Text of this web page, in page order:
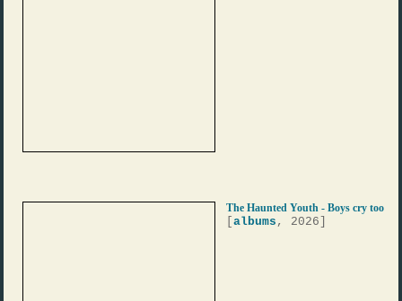
The Haunted Youth - Boys cry too
[albums , 2026]